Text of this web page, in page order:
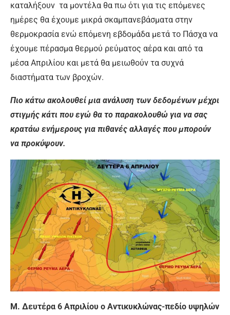
καταλήξουν τα μοντέλα θα πω ότι για τις επόμενες
ημέρες θα έχουμε μικρά σκαμπανεβάσματα στην
θερμοκρασία ενώ επόμενη εβδομάδα μετά το Πάσχα να
έχουμε πέρασμα θερμού ρεύματος αέρα και από τα
μέσα Απριλίου και μετά θα μειωθούν τα συχνά
διαστήματα των βροχών.
Πιο κάτω ακολουθεί μια ανάλυση των δεδομένων μέχρι
στιγμής κάτι που εγώ θα το παρακολουθώ για να σας
κρατάω ενήμερους για πιθανές αλλαγές που μπορούν
να προκύψουν.
Μ. Δευτέρα 6 Απριλίου ο Αντικυκλώνας-πεδίο υψηλών